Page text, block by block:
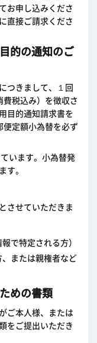
お申し込みくださ
直接ご請求くださ
的の通知のご
つきまして、１回
税込み）を徴収さ
目的通知請求書を
便定額小為替を必ず
います。小為替発
す。
させていただきま
で特定される方）
または親権者など
めの書類
ご本人様、または
をご提出いただき